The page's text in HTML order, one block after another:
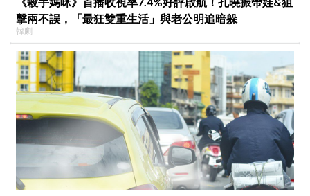
擊兩不誤，「最狂雙重生活」與老公明追暗躲
韓劇